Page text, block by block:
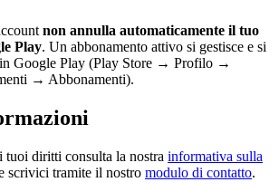
non annulla automaticamente il tuo
Play. Un abbonamento attivo si gestisce e si
in Google Play (Play Store → Profilo →
→ Abbonamenti).
tuoi diritti consulta la nostra informativa sulla
scrivici tramite il nostro modulo di contatto.